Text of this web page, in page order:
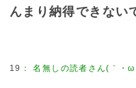
んまり納得できない
19 ：名無しの読者さん(｀・ω